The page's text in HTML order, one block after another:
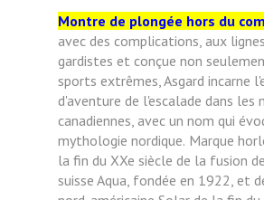
Montre de plongée hors du
avec des complications, aux
gardistes et conçue non
sports extrêmes, Asgard incarne
d'aventure de l'escalade dans les
canadiennes, avec un nom qui
mythologie nordique. Marque
la fin du XXe siècle de la fusion
suisse Aqua, fondée en 1922, et